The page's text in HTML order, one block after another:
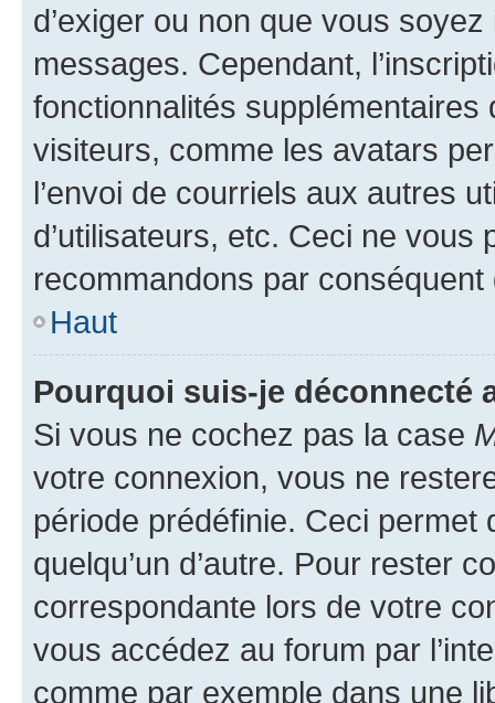
d’exiger ou non que vous
messages. Cependant,
fonctionnalités
visiteurs, comme les avatars
l’envoi de courriels aux autres
d’utilisateurs, etc. Ceci ne vous
recommandons par conséquent
Haut
Pourquoi suis-je déconnecté
Si vous ne cochez pas la case
votre connexion, vous ne
période prédéfinie. Ceci permet
quelqu’un d’autre. Pour rester
correspondante lors de votre
vous accédez au forum par
comme par exemple dans une